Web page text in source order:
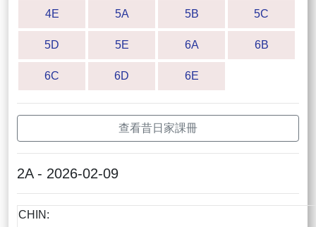
4E 5A 5B 5C
5D 5E 6A 6B
6C 6D 6E
查看昔日家課冊
2A - 2026-02-09
CHIN: